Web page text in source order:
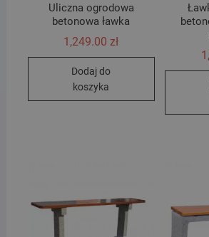
Uliczna ogrodowa
betonowa ławka
1,249.00zł
Dodaj do
koszyka